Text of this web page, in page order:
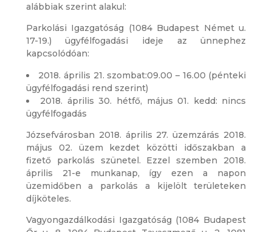
alábbiak szerint alakul:
Parkolási Igazgatóság (1084 Budapest Német u.
17-19.) ügyfélfogadási ideje az ünnephez
kapcsolódóan:
2018. április 21. szombat:09.00 – 16.00 (pénteki
ügyfélfogadási rend szerint)
2018. április 30. hétfő, május 01. kedd: nincs
ügyfélfogadás
Józsefvárosban 2018. április 27. üzemzárás 2018.
május 02. üzem kezdet közötti időszakban a
fizető parkolás szünetel. Ezzel szemben 2018.
április 21-e munkanap, így ezen a napon
üzemidőben a parkolás a kijelölt területeken
díjköteles.
Vagyongazdálkodási Igazgatóság (1084 Budapest